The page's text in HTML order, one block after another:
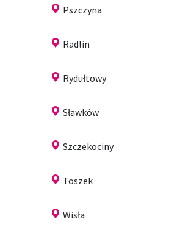
Pszczyna
Radlin
Rydułtowy
Sławków
Szczekociny
Toszek
Wisła